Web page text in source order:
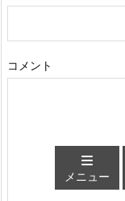
コメント
メニュー